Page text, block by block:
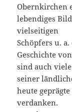
Obernkirchen
lebendiges
vielseitigen
Schöpfers u. a.
Geschichte
sind auch
seiner
heute
verdanken.